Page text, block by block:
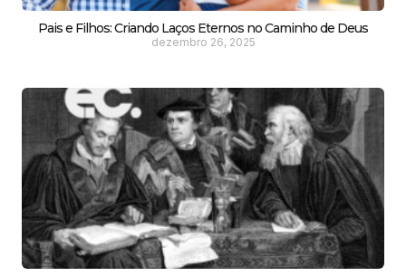
Pais e Filhos: Criando Laços Eternos no Caminho de Deus
dezembro 26, 2025